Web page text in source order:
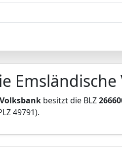
Emsländische
besitzt die BLZ
49791).